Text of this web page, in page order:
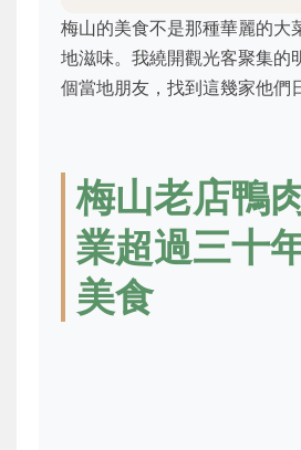
梅山的美食不是那種華麗的大
地滋味。我繞開觀光客聚集的
個當地朋友，找到這幾家他們
梅山老店鴨
業超過三十
美食